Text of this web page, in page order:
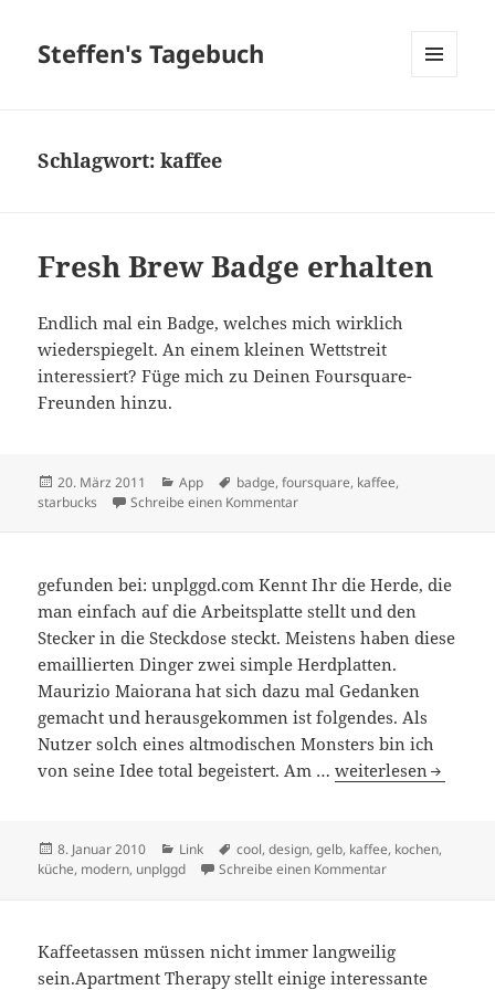
Steffen's Tagebuch
Schlagwort:kaffee
Fresh Brew Badge erhalten
Endlich mal ein Badge, welches mich wirklich
wiederspiegelt. An einem kleinen Wettstreit
interessiert? Füge mich zu Deinen Foursquare-
Freunden hinzu.
Veröffentlicht
am
20. März 2011 Kategorien
App Schlagwörter
badge,foursquare, kaffee,
starbucks
Schreibe einen Kommentarzu Fresh Brew Badge erhalten
gefunden bei: unplggd.com Kennt Ihr die Herde, die
man einfach auf die Arbeitsplatte stellt und den
Stecker in die Steckdose steckt. Meistens haben diese
emaillierten Dinger zwei simple Herdplatten.
Maurizio Maiorana hat sich dazu mal Gedanken
gemacht und herausgekommen ist folgendes. Als
Nutzer solch eines altmodischen Monsters bin ich
von seine Idee total begeistert. Am …weiterlesen
Veröffentlicht
am
8. Januar 2010 Kategorien
Link Schlagwörter
cool,design,gelb, kaffee, kochen,
küche, modern, unplggd Schreibe einen Kommentarzu
Kaffeetassen müssen nicht immer langweilig
sein.Apartment Therapy stellt einige interessante